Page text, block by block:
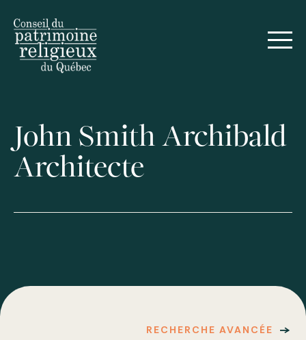
John Smith Archibald
Architecte
RECHERCHE AVANCÉE